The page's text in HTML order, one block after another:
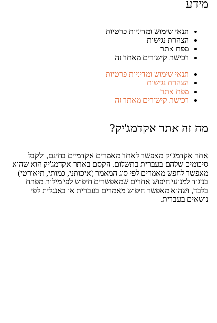
תנאי שימוש ומדיניות פרטיות
הצהרת נגישות
מפת אתר
רכישת קישורים מאתר זה
תנאי שימוש ומדיניות פרטיות
הצהרת נגישות
מפת אתר
רכישת קישורים מאתר זה
אתר אקדמג'יק?
מאפשר לאתר מאמרים אקדמיים בחינם, ולקבל
שלהם בעברית בתשלום. הקסם באתר אקדמג'יק הוא שהוא
לחפש מאמרים לפי סוג המאמר (איכותני, כמותי, תיאורטי)
למנועי חיפוש אחרים שמאפשרים חיפוש לפי מילות מפתח
מאפשר חיפוש מאמרים בעברית או באנגלית לפי
בעברית.